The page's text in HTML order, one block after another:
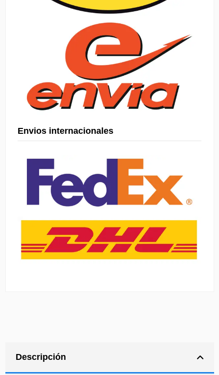
Envios internacionales
Descripción